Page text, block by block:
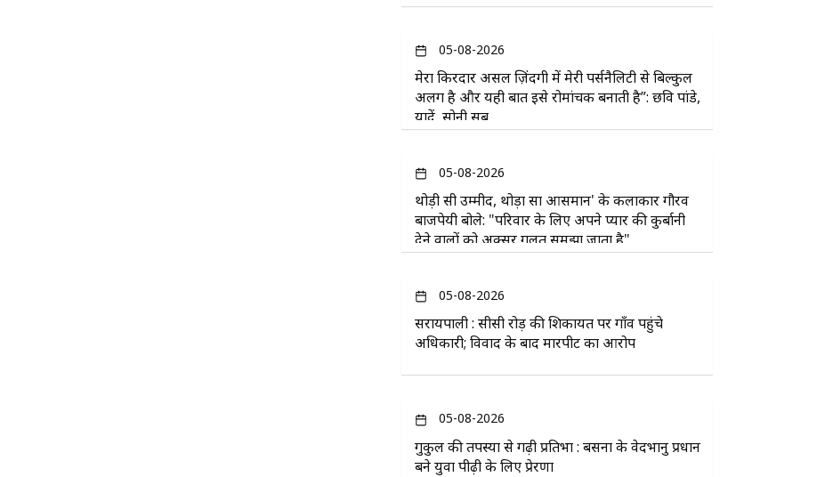
05-08-2026
मेरा किरदार असल ज़िंदगी में मेरी पर्सनैलिटी से बिल्कुल
अलग है और यही बात इसे रोमांचक बनाती है”: छवि पांडे,
यादें, सोनी सब
05-08-2026
थोड़ी सी उम्मीद, थोड़ा सा आसमान' के कलाकार गौरव
बाजपेयी बोले: "परिवार के लिए अपने प्यार की कुर्बानी
देने वालों को अक्सर गलत समझा जाता है"
05-08-2026
सरायपाली : सीसी रोड़ की शिकायत पर गाँव पहुंचे
अधिकारी; विवाद के बाद मारपीट का आरोप
05-08-2026
गुरुकुल की तपस्या से गढ़ी प्रतिभा : बसना के वेदभानु प्रधान
बने युवा पीढ़ी के लिए प्रेरणा